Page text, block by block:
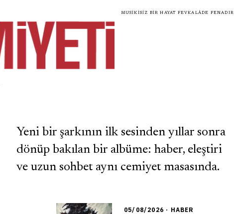
Musikisiz bir hayat fevkalâde fenadır
Yeni bir şarkının ilk sesinden yıllar sonra
dönüp bakılan bir albüme: haber, eleştiri
ve uzun sohbet aynı cemiyet masasında.
05/08/2026 · HABER